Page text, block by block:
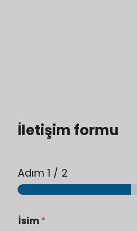
İletişim formu
Adım 1 / 2
İsim*